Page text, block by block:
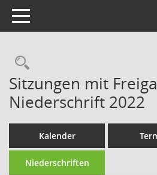
Toggle navigation
Rechercheauswahl
Sitzungen mit
Niederschrift 2022
Kalender
Niederschriften